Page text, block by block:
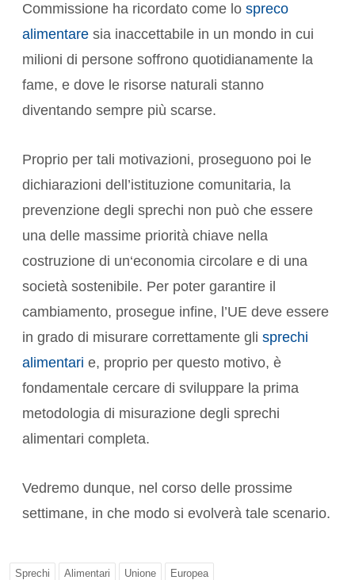
Commissione ha ricordato come lo spreco
alimentare sia inaccettabile in un mondo in cui
milioni di persone soffrono quotidianamente la
fame, e dove le risorse naturali stanno
diventando sempre più scarse.
Proprio per tali motivazioni, proseguono poi le
dichiarazioni dell’istituzione comunitaria, la
prevenzione degli sprechi non può che essere
una delle massime priorità chiave nella
costruzione di un‘economia circolare e di una
società sostenibile. Per poter garantire il
cambiamento, prosegue infine, l’UE deve essere
in grado di misurare correttamente gli sprechi
alimentari e, proprio per questo motivo, è
fondamentale cercare di sviluppare la prima
metodologia di misurazione degli sprechi
alimentari completa.
Vedremo dunque, nel corso delle prossime
settimane, in che modo si evolverà tale scenario.
Sprechi Alimentari Unione Europea